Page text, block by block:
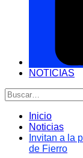
NOTICIAS
Inicio
Noticias
Invitan a la
de Fierro